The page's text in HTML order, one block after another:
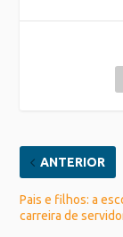
ANTERIOR
Pais e filhos: a
carreira de